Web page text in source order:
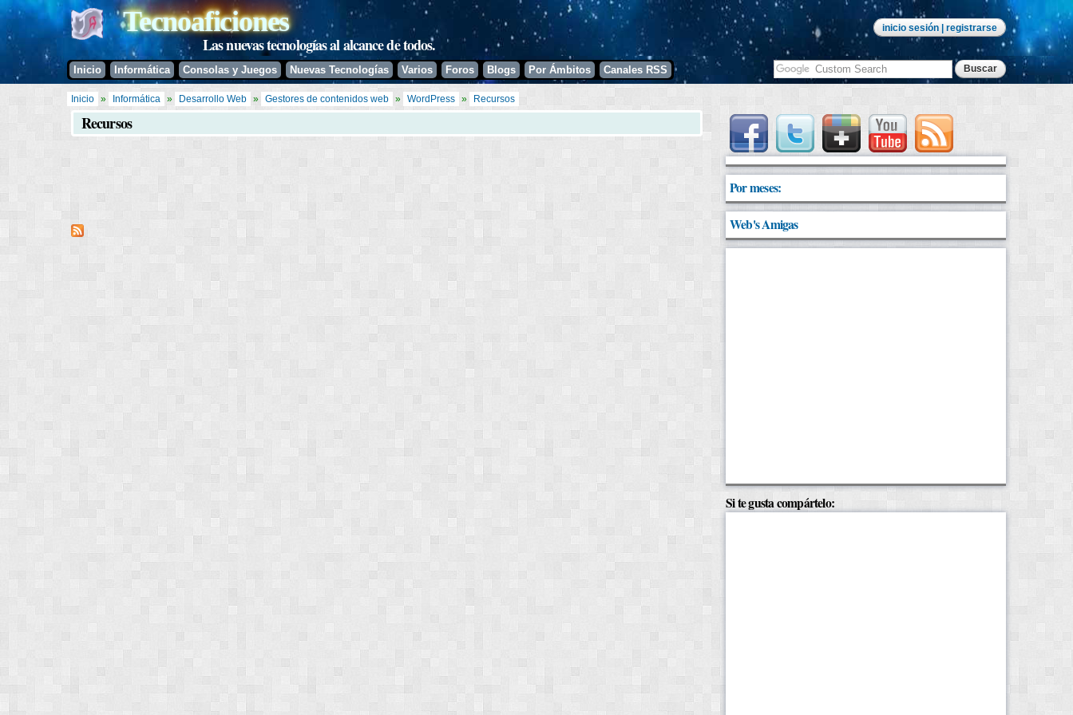
Pasar al
contenido
principal
Tecnoaficiones
Las nuevas tecnologías al alcance de todos.
inicio sesión | registrarse
Inicio Informática Consolas y Juegos Nuevas Tecnologías Varios Foros Blogs Por Ámbitos Canales RSS
Se encuentra usted aquí
Inicio » Informática » Desarrollo Web » Gestores de contenidos web » WordPress » Recursos
Recursos
Por meses:
Web's Amigas
Si te gusta compártelo: